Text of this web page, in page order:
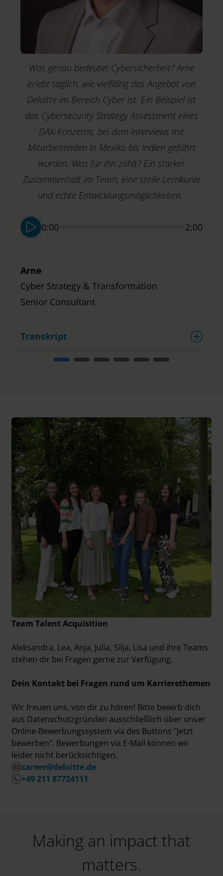
Was genau bedeutet Cybersicherheit? Arne
erlebt täglich, wie vielfältig das Angebot von
Deloitte im Bereich Cyber ist. Ein Beispiel ist
das Cybersecurity Strategy Assessment eines
DAX-Konzerns, bei dem Interviews mit
Mitarbeitenden in Mexiko bis Indien geführt
wurden. Was für ihn zählt? Ein starker
Zusammenhalt im Team, eine steile Lernkurve
und echte Entwicklungsmöglichkeiten.
0:00 2:00
Arne
Cyber Strategy & Transformation
Senior Consultant
Transkript
Team Talent Acquisition
Aleksandra, Lea, Anja, Julia, Silja, Lisa und ihre Teams
stehen dir bei Fragen gerne zur Verfügung.
Dein Kontakt bei Fragen rund um Karrierethemen
Wir freuen uns, von dir zu hören! Bitte bewirb dich
aus Datenschutzgründen ausschließlich über unser
Online-Bewerbungssystem via des Buttons "Jetzt
bewerben". Bewerbungen via E-Mail können wir
leider nicht berücksichtigen.
career@deloitte.de
+49 211 87724111
Making an impact that
matters.